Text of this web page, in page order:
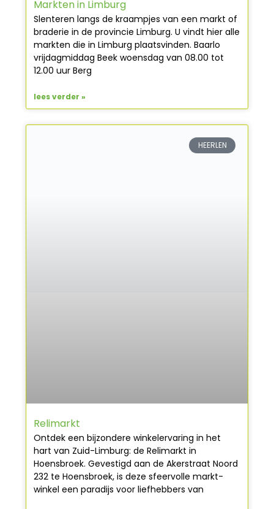
Markten in Limburg
Slenteren langs de kraampjes van een markt of
braderie in de provincie Limburg. U vindt hier alle
markten die in Limburg plaatsvinden. Baarlo
vrijdagmiddag Beek woensdag van 08.00 tot
12.00 uur Berg
lees verder »
HEERLEN
Relimarkt
Ontdek een bijzondere winkelervaring in het
hart van Zuid-Limburg: de Relimarkt in
Hoensbroek. Gevestigd aan de Akerstraat Noord
232 te Hoensbroek, is deze sfeervolle markt-
winkel een paradijs voor liefhebbers van